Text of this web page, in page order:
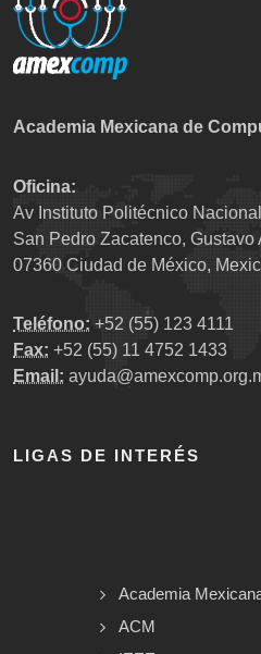
Academia Mexicana de
Oficina:
Av Instituto Politécnico
San Pedro Zacatenco, Gustavo
07360 Ciudad de México,
Teléfono: +52 (55) 123 4111
Fax: +52 (55) 11 4752 1433
Email:
LIGAS DE INTERÉS
Academia
ACM